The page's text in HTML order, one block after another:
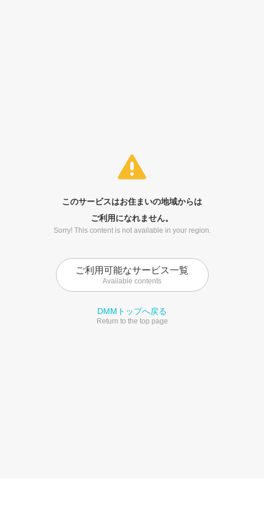
このサービスはお住まいの地域からは
ご利用になれません。
Sorry! This content is not available in your region.
ご利用可能なサービス一覧
Available contents
DMMトップへ戻る
Return to the top page